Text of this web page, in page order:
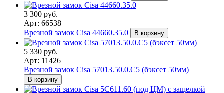
3 300 руб.
Арт: 66538
Врезной замок Cisa 44660.35.0
В корзину
5 330 руб.
Арт: 11426
Врезной замок Cisa 57013.50.0.C5 (бэксет 50мм)
В корзину